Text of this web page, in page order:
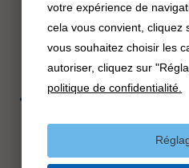
2023
2022
2021
Politique de
votre expérience de
cela vous convient, cliquez
vous souhaitez choisir les
autoriser, cliquez sur
politique de confidentialité.